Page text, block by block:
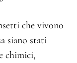
che vivono
siano stati
chimici,